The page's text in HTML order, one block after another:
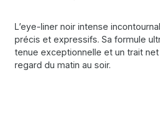
L’eye-liner noir intense
précis et expressifs. Sa formule
tenue exceptionnelle et un trait
regard du matin au soir.